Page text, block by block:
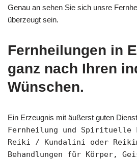
Genau an sehen Sie sich unsre
überzeugt sein.
Fernheilungen in
ganz nach Ihren
Wünschen.
Ein Erzeugnis mit äußerst guten
Fernheilung und Spirituelle
Reiki / Kundalini oder
Behandlungen für Körper,